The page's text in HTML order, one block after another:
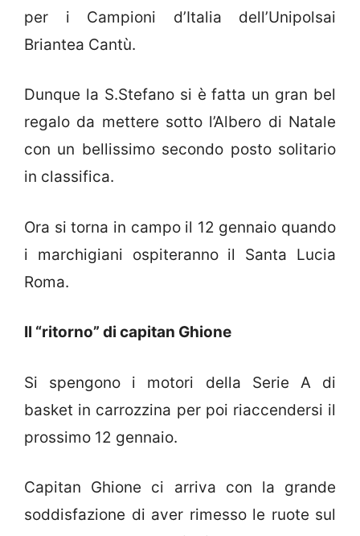
per i Campioni d’Italia dell’Unipolsai
Briantea Cantù.
Dunque la S.Stefano si è fatta un gran bel
regalo da mettere sotto l’Albero di Natale
con un bellissimo secondo posto solitario
in classifica.
Ora si torna in campo il 12 gennaio quando
i marchigiani ospiteranno il Santa Lucia
Roma.
Il “ritorno” di capitan Ghione
Si spengono i motori della Serie A di
basket in carrozzina per poi riaccendersi il
prossimo 12 gennaio.
Capitan Ghione ci arriva con la grande
soddisfazione di aver rimesso le ruote sul